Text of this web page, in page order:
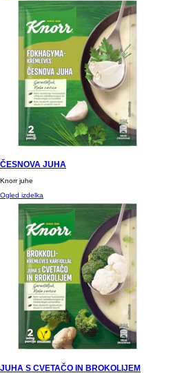
ČESNOVA JUHA
Knorr juhe
Ogled izdelka
JUHA S CVETAČO IN BROKOLIJEM